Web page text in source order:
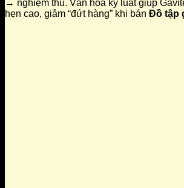
→ nghiệm thu. Văn hóa kỷ luật giúp
hẹn cao, giảm “đứt hàng” khi bán Đồ tập